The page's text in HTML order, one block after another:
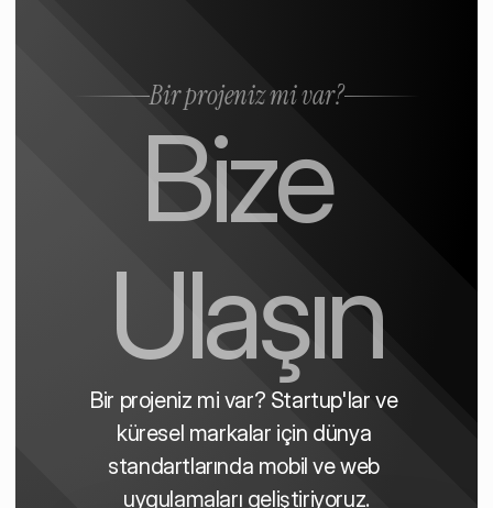
Bir projeniz mi var?
Bize
Ulaşın
Bir projeniz mi var? Startup'lar ve
küresel markalar için dünya
standartlarında mobil ve web
uygulamaları geliştiriyoruz.